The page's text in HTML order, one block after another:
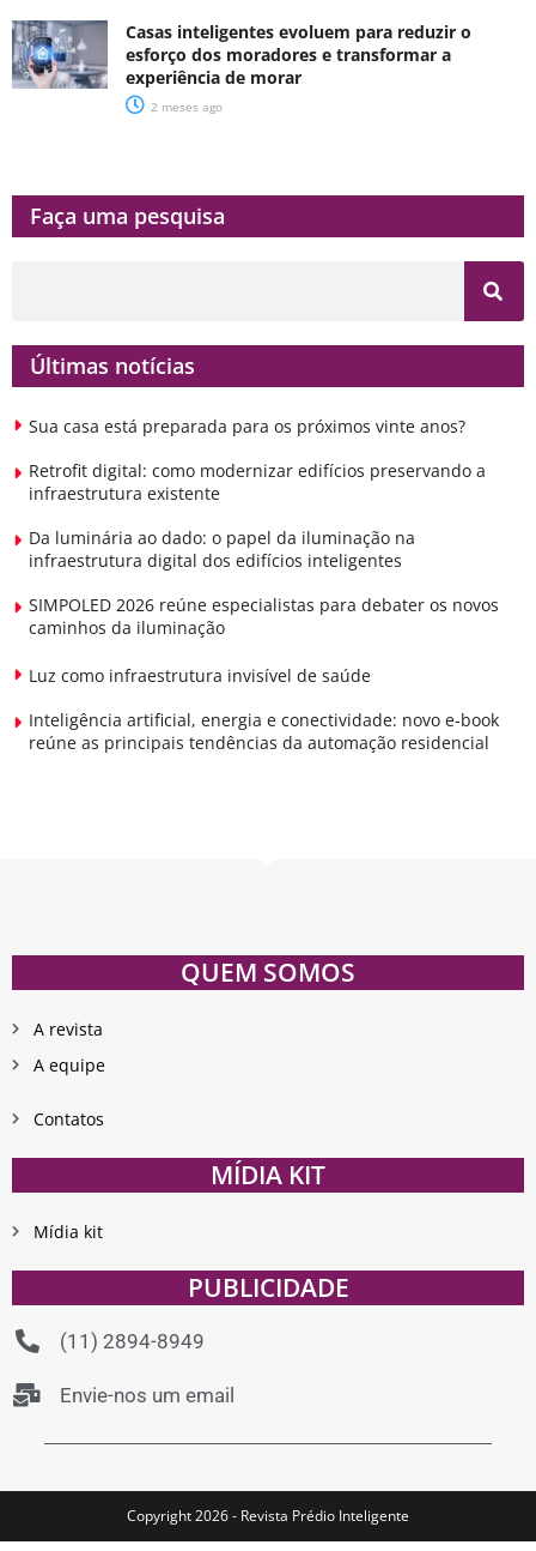
Casas inteligentes evoluem para reduzir o
esforço dos moradores e transformar a
experiência de morar
2 meses ago
Faça uma pesquisa​​
Últimas notícias
Sua casa está preparada para os próximos vinte anos?
Retrofit digital: como modernizar edifícios preservando a
infraestrutura existente
Da luminária ao dado: o papel da iluminação na
infraestrutura digital dos edifícios inteligentes
SIMPOLED 2026 reúne especialistas para debater os novos
caminhos da iluminação
Luz como infraestrutura invisível de saúde
Inteligência artificial, energia e conectividade: novo e-book
reúne as principais tendências da automação residencial
QUEM SOMOS
A revista
A equipe
Contatos
MÍDIA KIT
Mídia kit
PUBLICIDADE
(11) 2894-8949
Envie-nos um email
Copyright 2026 - Revista Prédio Inteligente